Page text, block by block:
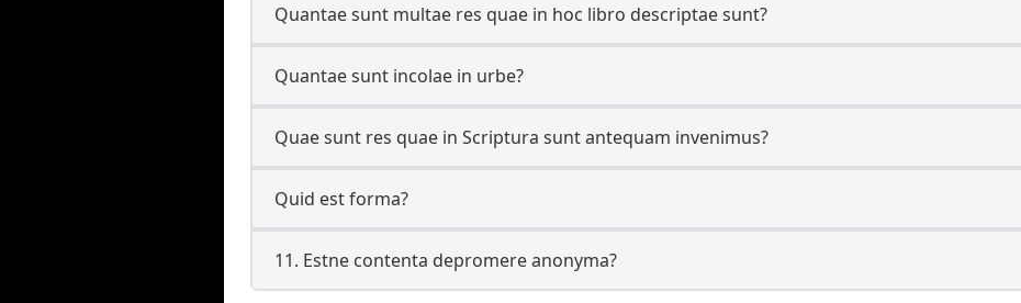
Quantae sunt multae res quae in hoc libro descriptae sunt?
Quantae sunt incolae in urbe?
Quae sunt res quae in Scriptura sunt antequam invenimus?
Quid est forma?
11. Estne contenta depromere anonyma?